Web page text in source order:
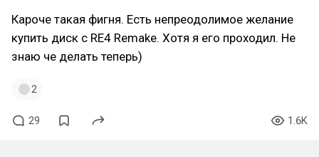
Кароче такая фигня. Есть непреодолимое желание
купить диск с RE4 Remake. Хотя я его проходил. Не
знаю че делать теперь)
2
29 1.6K